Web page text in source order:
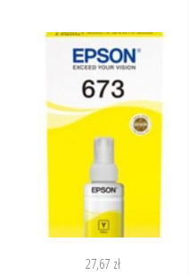
27,67 zł